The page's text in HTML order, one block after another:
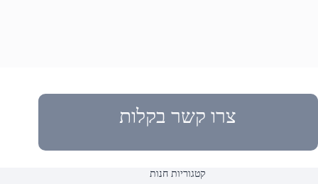
צרו קשר בקלות
קטגוריות חנות